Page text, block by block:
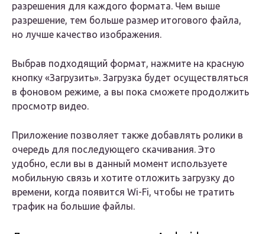
разрешения для каждого формата. Чем выше
разрешение, тем больше размер итогового файла,
но лучше качество изображения.
Выбрав подходящий формат, нажмите на красную
кнопку «Загрузить». Загрузка будет осуществляться
в фоновом режиме, а вы пока сможете продолжить
просмотр видео.
Приложение позволяет также добавлять ролики в
очередь для последующего скачивания. Это
удобно, если вы в данный момент используете
мобильную связь и хотите отложить загрузку до
времени, когда появится Wi-Fi, чтобы не тратить
трафик на большие файлы.